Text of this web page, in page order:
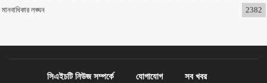
মানবাধিকার লঙ্ঘন 2382
সিএইচটি নিউজ সম্পর্কে যোগাযোগ সব খবর